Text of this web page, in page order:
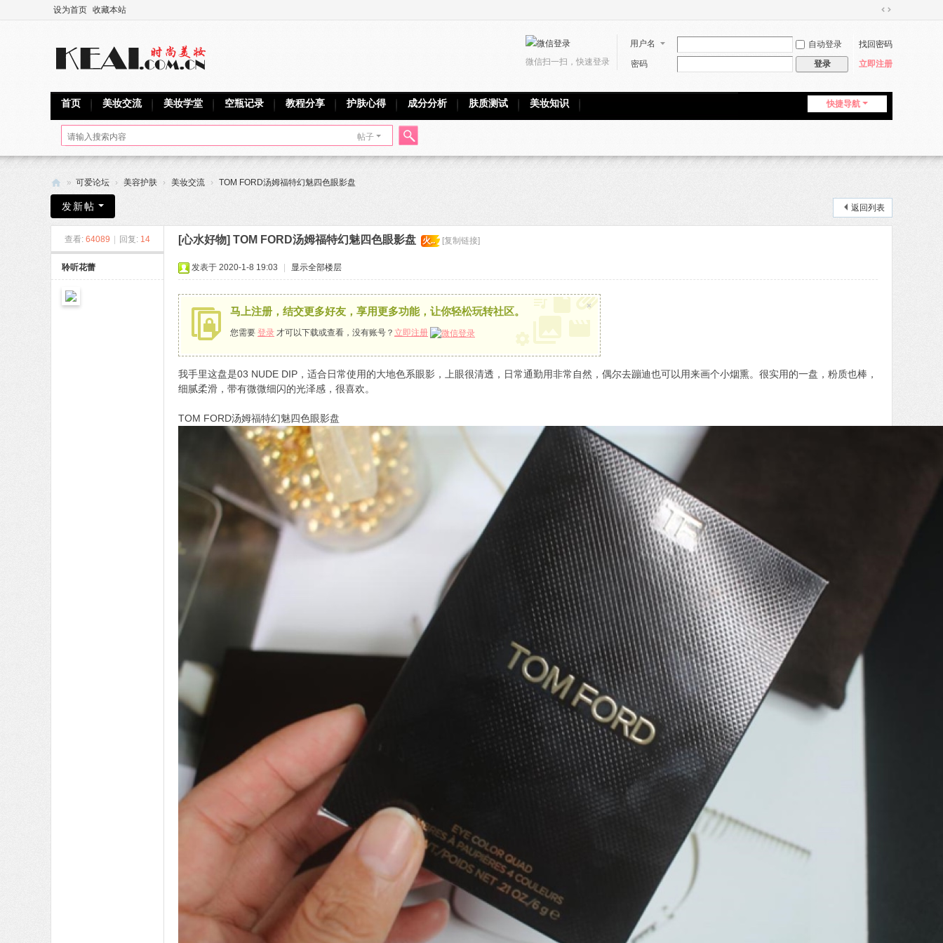
设为首页 收藏本站
切
到
宽
用户名 自动登录
找回密码
密码
登录 立即注册
微信扫一扫，快速登录
快捷导航
首页 美妆交流 美妆学堂 空瓶记录 教程分享 护肤心得 成分分析 肤质测试 美妆知识
帖子
搜
» 可爱论坛 › 美容护肤 › 美妆交流 › TOM FORD汤姆福特幻魅四色眼影盘
返回列表
发新帖
查看: 64089 回复: 14 [心水好物] TOM FORD汤姆福特幻魅四色眼影盘 火.. [复制链接]
聆听花蕾 发表于 2020-1-8 19:03 显示全部楼层
马上注册，结交更多好友，享用更多功能，让你轻松玩转社区。
您需要 登录 才可以下载或查看，没有账号？ 立即注册
×
我手里这盘是03 NUDE DIP，适合日常使用的大地色系眼影，上眼很清透，日常通勤用非常自然，偶尔去蹦迪也可以用来画个小烟熏。很实用的一盘，粉质也棒，
细腻柔滑，带有微微细闪的光泽感，很喜欢。
TOM FORD汤姆福特幻魅四色眼影盘